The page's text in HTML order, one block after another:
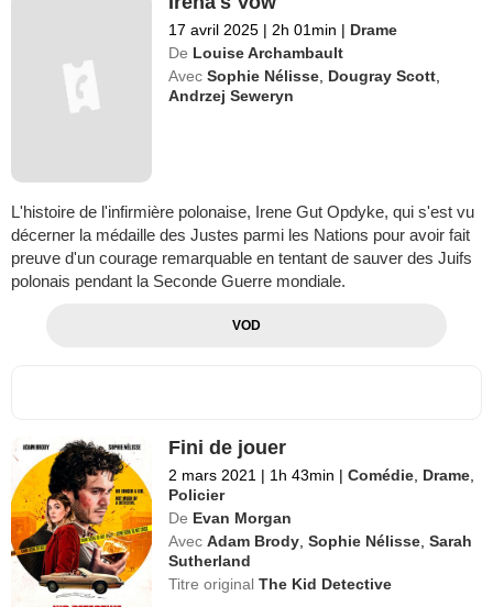
17 avril 2025 | 2h 01min | Drame
De Louise Archambault
Avec Sophie Nélisse Dougray Scott
Andrzej Seweryn
L'histoire de l'infirmière polonaise, Irene Gut Opdyke, qui s'est vu
décerner la médaille des Justes parmi les Nations pour avoir fait
preuve d'un courage remarquable en tentant de sauver des Juifs
polonais pendant la Seconde Guerre mondiale.
VOD
Fini de jouer
2 mars 2021 | 1h 43min | Comédie Drame
Policier
De Evan Morgan
Avec Adam Brody ,Sophie Nélisse ,Sarah
Sutherland
Titre originalThe Kid Detective